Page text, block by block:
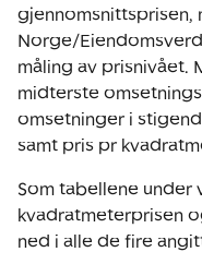
gjennomsnittsprisen,
Norge/
måling av prisnivået.
midterste
omsetninger i
samt pris pr
Som tabellene under
kvadratmeterprisen
ned i alle de fire